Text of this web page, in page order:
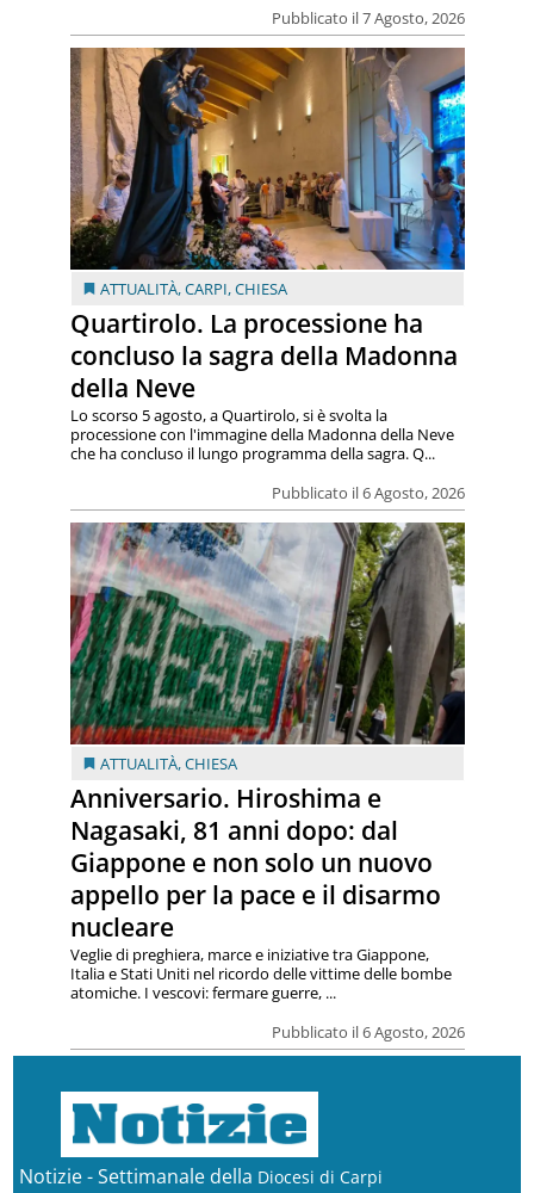
Pubblicato il 7 Agosto, 2026
ATTUALITÀ,CARPI,CHIESA
Quartirolo. La processione ha
concluso la sagra della Madonna
della Neve
Pubblicato il 6 Agosto, 2026
Lo scorso 5 agosto, a Quartirolo, si è svolta la
processione con l'immagine della Madonna della Neve
che ha concluso il lungo programma della sagra. Q...
ATTUALITÀ,CHIESA
Anniversario. Hiroshima e
Nagasaki, 81 anni dopo: dal
Giappone e non solo un nuovo
appello per la pace e il disarmo
nucleare
Pubblicato il 6 Agosto, 2026
Veglie di preghiera, marce e iniziative tra Giappone,
Italia e Stati Uniti nel ricordo delle vittime delle bombe
atomiche. I vescovi: fermare guerre, ...
Notizie - Settimanale della Diocesi di Carpi